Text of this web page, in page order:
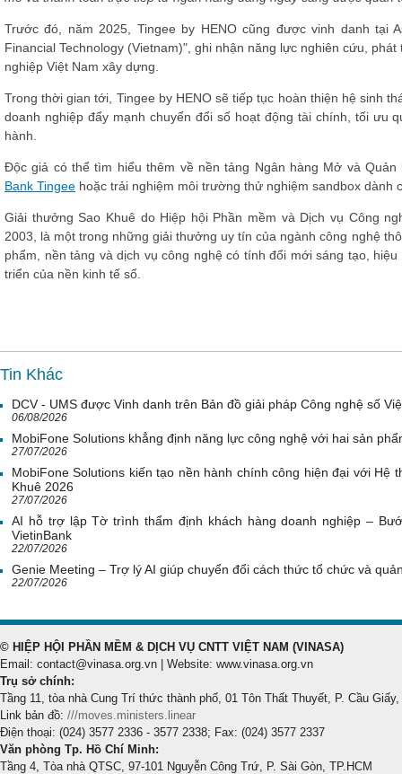
Trước đó, năm 2025, Tingee by HENO cũng được vinh danh tại
Financial Technology (Vietnam)", ghi nhận năng lực nghiên cứu,
nghiệp Việt Nam xây dựng.
Trong thời gian tới, Tingee by HENO sẽ tiếp tục hoàn thiện hệ sinh
doanh nghiệp đẩy mạnh chuyển đổi số hoạt động tài chính, tối ưu
hành.
Độc giả có thể tìm hiểu thêm về nền tảng Ngân hàng Mở và
Bank Tingee hoặc trải nghiệm môi trường thử nghiệm sandbox dành
Giải thưởng Sao Khuê do Hiệp hội Phần mềm và Dịch vụ Công
2003, là một trong những giải thưởng uy tín của ngành công nghệ
phẩm, nền tảng và dịch vụ công nghệ có tính đổi mới sáng tạo,
triển của nền kinh tế số.
Tin Khác
DCV - UMS được Vinh danh trên Bản đồ giải pháp Công nghệ số
06/08/2026
MobiFone Solutions khẳng định năng lực công nghệ với hai sản
27/07/2026
MobiFone Solutions kiến tạo nền hành chính công hiện đại với Hệ
Khuê 2026
27/07/2026
AI hỗ trợ lập Tờ trình thẩm định khách hàng doanh nghiệp –
VietinBank
22/07/2026
Genie Meeting – Trợ lý AI giúp chuyển đổi cách thức tổ chức và
22/07/2026
© HIỆP HỘI PHẦN MỀM & DỊCH VỤ CNTT VIỆT NAM (VINASA)
Email: contact@vinasa.org.vn | Website: www.vinasa.org.vn
Trụ sở chính:
Tầng 11, tòa nhà Cung Trí thức thành phố, 01 Tôn Thất Thuyết, P. Cầu Giấy,
Link bản đồ: ///moves.ministers.linear
Điện thoại: (024) 3577 2336 - 3577 2338; Fax: (024) 3577 2337
Văn phòng Tp. Hồ Chí Minh:
Tầng 4, Tòa nhà QTSC, 97-101 Nguyễn Công Trứ, P. Sài Gòn, TP.HCM